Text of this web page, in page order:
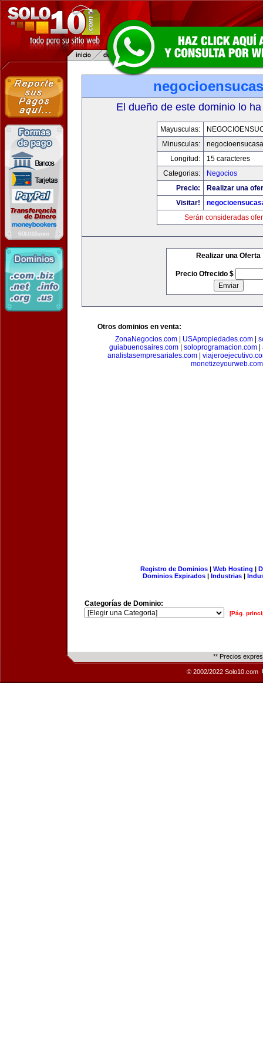
El dueño de este dominio lo
Mayusculas:
Minusculas:
Longitud:
15 caracteres
Categorias:
Negocios
Precio:
Realizar una
Visitar!
Serán consideradas
Realizar una Oferta
Precio Ofrecido $
Otros dominios en venta:
ZonaNegocios.com
USApropiedades.com
guiabuenosaires.com| soloprogramacion.com|
analistasempresariales.com
monetizeyourweb.com
Registro de Dominios| Web Hosting |
Dominios Expirados | Industrias |
Categorías de Dominio:
[Pág.
** Precios
© 2002/2022 Solo10.com